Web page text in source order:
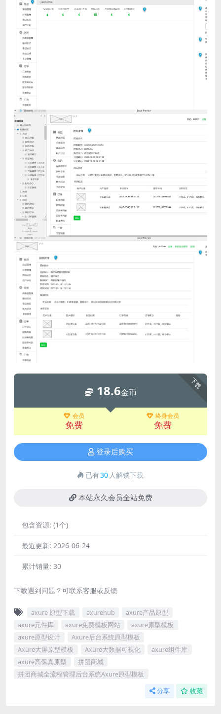
下载
18.6金币
会员
免费
终身会员
免费
登录后购买
已有30 人解锁下载
本站永久会员全站免费
包含资源: (1个)
最近更新: 2026-06-24
累计销量: 30
下载遇到问题？可联系客服或反馈
axure 原型下载 axurehub
axure产品原型
axure元件库
axure免费模板网站
axure原型模板
axure原型设计
Axure后台系统原型模板
Axure大屏原型模板
Axure大数据可视化
axure组件库
axure高保真原型
拼团商城
拼团商城全流程管理后台系统Axure原型模板
分享 收藏